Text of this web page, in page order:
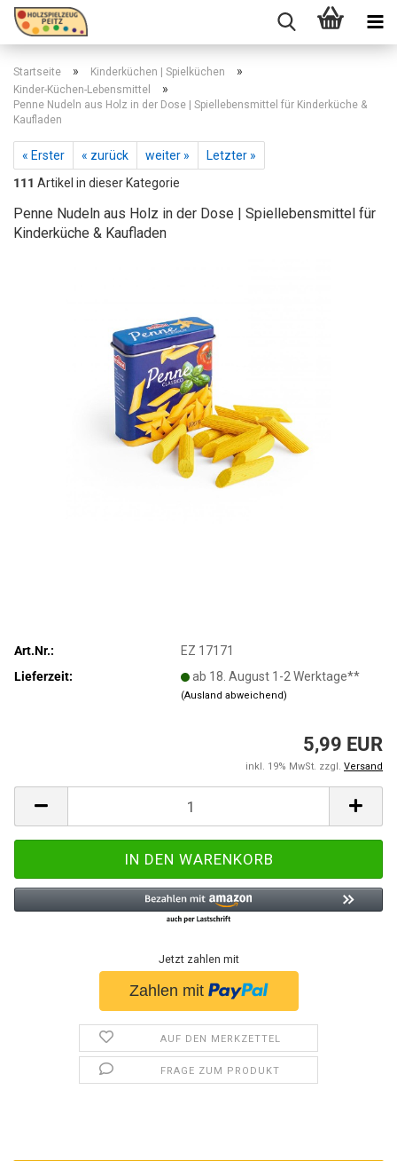
Startseite » Kinderküchen | Spielküchen »
Kinder-Küchen-Lebensmittel »
Penne Nudeln aus Holz in der Dose | Spiellebensmittel für Kinderküche &
Kaufladen
« Erster « zurück weiter »
Letzter »
111 Artikel in dieser Kategorie
Penne Nudeln aus Holz in der Dose | Spiellebensmittel für
Kinderküche & Kaufladen
Art.Nr.:
EZ 17171
Lieferzeit:
ab 18. August 1-2 Werktage**
(Ausland abweichend)
5,99 EUR
inkl. 19% MwSt. zzgl. Versand
Jetzt zahlen mit
AUF DEN MERKZETTEL
FRAGE ZUM PRODUKT